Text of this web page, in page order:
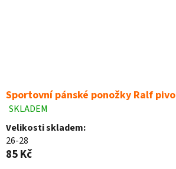
Sportovní pánské ponožky Ralf pivo
Průměrné
hodnocení
produktu
je
5,0
SKLADEM
Velikosti skladem:
26-28
85 Kč